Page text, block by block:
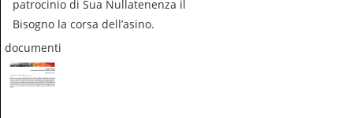
patrocinio di Sua Nullatenenza il
Bisogno la corsa dell’asino.
documenti